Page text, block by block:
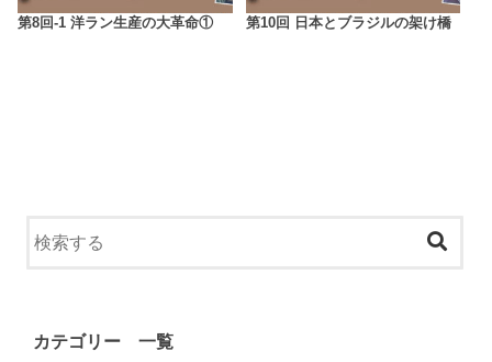
第8回-1 洋ラン生産の大革命① 第10回 日本とブラジルの架け橋
カテゴリー 一覧